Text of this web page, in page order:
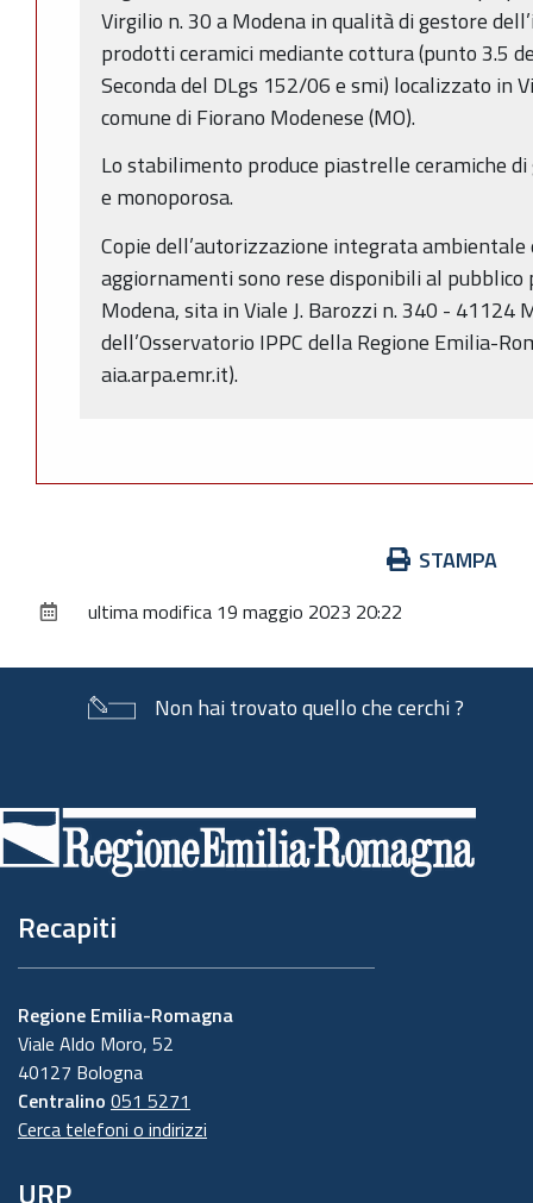
Virgilio n. 30 a Modena in qualità di gestore
prodotti ceramici mediante cottura (punto 3.5
Seconda del DLgs 152/06 e smi) localizzato in
comune di Fiorano Modenese (MO).
Lo stabilimento produce piastrelle ceramiche
e monoporosa.
Copie dell’autorizzazione integrata
aggiornamenti sono rese disponibili al pubblico
Modena, sita in Viale J. Barozzi n. 340 - 41124
dell’Osservatorio IPPC della Regione Emilia-
aia.arpa.emr.it).
documento
STAMPA
ultima modifica 19 maggio 2023 20:22
Non hai trovato quello che cerchi ?
di
pagina
Recapiti
Regione Emilia-Romagna
Viale Aldo Moro, 52
40127 Bologna
Centralino 051 5271
Cerca telefoni o indirizzi
URP